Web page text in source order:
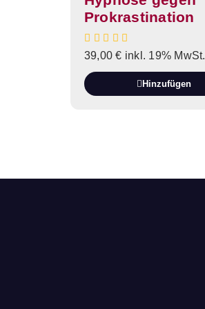
Prokrastination
39,00€ inkl. 19% MwSt.
Hinzufügen